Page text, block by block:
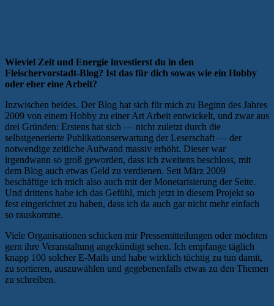
Wieviel Zeit und Energie investierst du in den
Fleischervorstadt-Blog? Ist das für dich sowas wie ein Hobby
oder eher eine Arbeit?
Inzwischen beides. Der Blog hat sich für mich zu Beginn des Jahres
2009 von einem Hobby zu einer Art Arbeit entwickelt, und zwar aus
drei Gründen: Erstens hat sich — nicht zuletzt durch die
selbstgenerierte Publikationserwartung der Leserschaft — der
notwendige zeitliche Aufwand massiv erhöht. Dieser war
irgendwann so groß geworden, dass ich zweitens beschloss, mit
dem Blog auch etwas Geld zu verdienen. Seit März 2009
beschäftige ich mich also auch mit der Monetarisierung der Seite.
Und drittens habe ich das Gefühl, mich jetzt in diesem Projekt so
fest eingerichtet zu haben, dass ich da auch gar nicht mehr einfach
so rauskomme.
Viele Organisationen schicken mir Pressemitteilungen oder möchten
gern ihre Veranstaltung angekündigt sehen. Ich empfange täglich
knapp 100 solcher E-Mails und habe wirklich tüchtig zu tun damit,
zu sortieren, auszuwählen und gegebenenfalls etwas zu den Themen
zu schreiben.